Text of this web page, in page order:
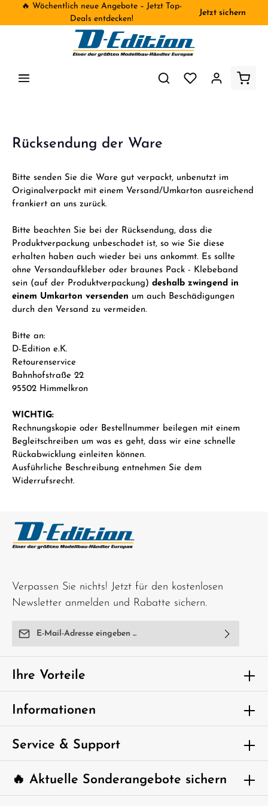
🔥 Wöchentlich neue Angebote – Jetzt Top-
Deals entdecken!
Jetzt sichern
Rücksendung der Ware
Bitte senden Sie die Ware gut verpackt, unbenutzt im
Originalverpackt mit einem Versand/Umkarton ausreichend
frankiert an uns zurück.
Bitte beachten Sie bei der Rücksendung, dass die
Produktverpackung unbeschadet ist, so wie Sie diese
erhalten haben auch wieder bei uns ankommt. Es sollte
ohne Versandaufkleber oder braunes Pack - Klebeband
sein (auf der Produktverpackung) deshalb zwingend in
einem Umkarton versenden um auch Beschädigungen
durch den Versand zu vermeiden.
Bitte an:
D-Edition e.K.
Retourenservice
Bahnhofstraße 22
95502 Himmelkron
WICHTIG:
Rechnungskopie oder Bestellnummer beilegen mit einem
Begleitschreiben um was es geht, dass wir eine schnelle
Rückabwicklung einleiten können.
Ausführliche Beschreibung entnehmen Sie dem
Widerrufsrecht.
Verpassen Sie nichts! Jetzt für den kostenlosen
Newsletter anmelden und Rabatte sichern.
E-Mail-Adresse*
Ich habe dieDatenschutzbestimmungenzur Kenntnis
genommen und die
einverstanden.
Um weiterzugehen, geben Sie die oben
abgebildeten Zeichen ein*
🔥 Aktuelle Sonderangebote sichern
Ihre Vorteile
Informationen
Service & Support